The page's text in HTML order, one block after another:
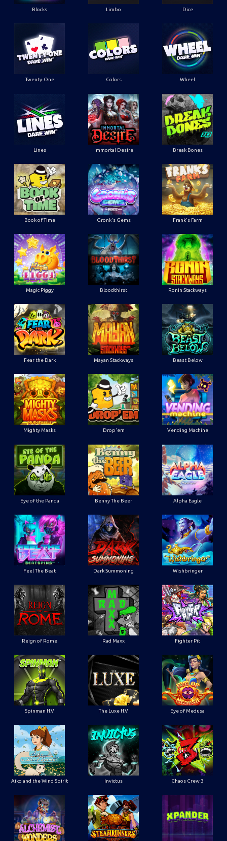
Blocks Limbo Dice
Twenty-One Colors Wheel
Lines Immortal Desire Break Bones
Book of Time Gronk's Gems Frank's Farm
Magic Piggy Bloodthirst Ronin Stackways
Fear the Dark Mayan Stackways Beast Below
Mighty Masks Drop'em Vending Machine
Eye of the Panda Benny The Beer Alpha Eagle
Feel The Beat Dark Summoning Wishbringer
Reign of Rome Rad Maxx Fighter Pit
Spinman H.V The Luxe H.V Eye of Medusa
Aiko and the Wind Spirit Invictus Chaos Crew 3